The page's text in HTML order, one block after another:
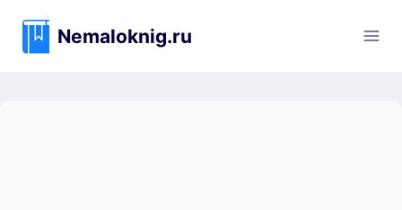
содержимому
Nemaloknig.ru